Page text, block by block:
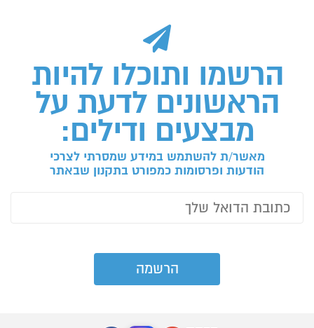
הרשמו ותוכלו להיות
הראשונים לדעת על
מבצעים ודילים:
מאשר/ת להשתמש במידע שמסרתי לצרכי
הודעות ופרסומות כמפורט בתקנון שבאתר